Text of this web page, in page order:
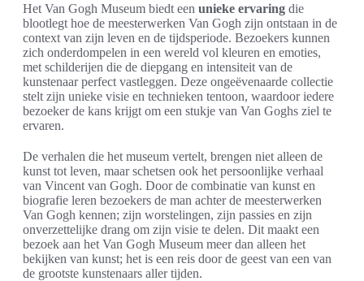
Het Van Gogh Museum biedt een unieke ervaring die
blootlegt hoe de meesterwerken Van Gogh zijn ontstaan in de
context van zijn leven en de tijdsperiode. Bezoekers kunnen
zich onderdompelen in een wereld vol kleuren en emoties,
met schilderijen die de diepgang en intensiteit van de
kunstenaar perfect vastleggen. Deze ongeëvenaarde collectie
stelt zijn unieke visie en technieken tentoon, waardoor iedere
bezoeker de kans krijgt om een stukje van Van Goghs ziel te
ervaren.
De verhalen die het museum vertelt, brengen niet alleen de
kunst tot leven, maar schetsen ook het persoonlijke verhaal
van Vincent van Gogh. Door de combinatie van kunst en
biografie leren bezoekers de man achter de meesterwerken
Van Gogh kennen; zijn worstelingen, zijn passies en zijn
onverzettelijke drang om zijn visie te delen. Dit maakt een
bezoek aan het Van Gogh Museum meer dan alleen het
bekijken van kunst; het is een reis door de geest van een van
de grootste kunstenaars aller tijden.